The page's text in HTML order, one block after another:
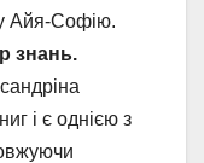
Айя-Софію.
знань.
і є однією з